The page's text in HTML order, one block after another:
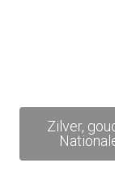
Zilver,